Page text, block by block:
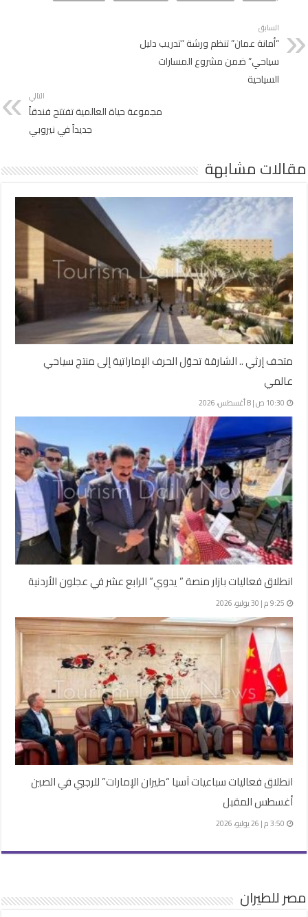
السابق
“أمانة عمان” تنظم ورشة “تدريب دليل
سياحي” ضمن مشروع المسارات
السياحية
التالي
مجموعة حياة العالمية تفتتح فندقاً
جديداً في نيروبي
مقالات مشابهة
متحف إرثي .. الشارقة تحوّل الحرف الإماراتية إلى منتج سياحي
عالمي
10:30 ص | 8 أغسطس، 2026
انطلاق فعاليات بازار منصة ” يدوي” الرابع عشر في عجلون الأردنية
9:25 م | 30 يوليو، 2026
انطلاق فعاليات سباعيات آسيا “طيران الإمارات” للرجبي في الصين
أغسطس المقبل
3:50 م | 26 يوليو، 2026
مصر للطيران